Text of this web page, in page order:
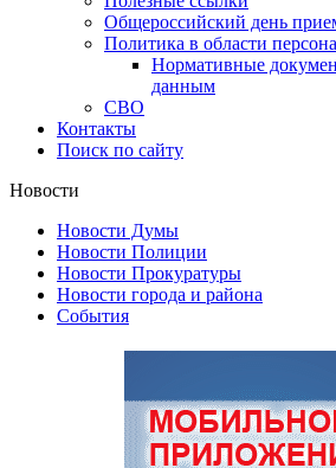
Общероссийский день
Политика в области
Нормативные
данным
СВО
Контакты
Поиск по сайту
Новости
Новости Думы
Новости Полиции
Новости Прокуратуры
Новости города и района
События